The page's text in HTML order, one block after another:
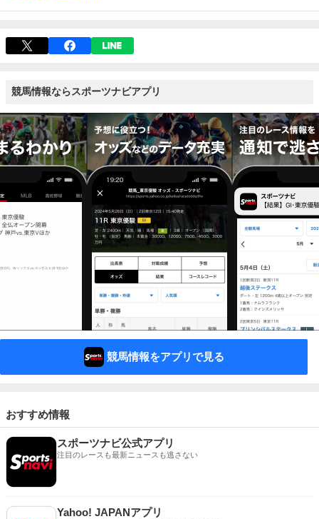
競馬情報ならスポーツナビアプリ
競馬情報をアプリで見る
おすすめ情報
スポーツナビ公式アプリ
注目のレースも最新ニュースも逃さない
Yahoo! JAPANアプリ